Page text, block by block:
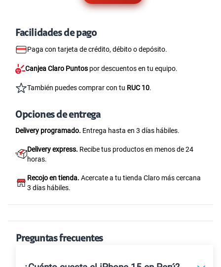
Facilidades de pago
Paga con tarjeta de crédito, débito o depósito.
Canjea Claro Puntos por descuentos en tu equipo.
También puedes comprar con tu RUC 10.
Opciones de entrega
Delivery programado. Entrega hasta en 3 días hábiles.
Delivery express. Recibe tus productos en menos de 24
horas.
Recojo en tienda. Acercate a tu tienda Claro más cercana
3 días hábiles.
Preguntas frecuentes